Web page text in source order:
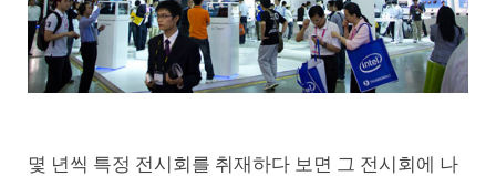
몇 년씩 특정 전시회를 취재하다 보면 그 전시회에 나